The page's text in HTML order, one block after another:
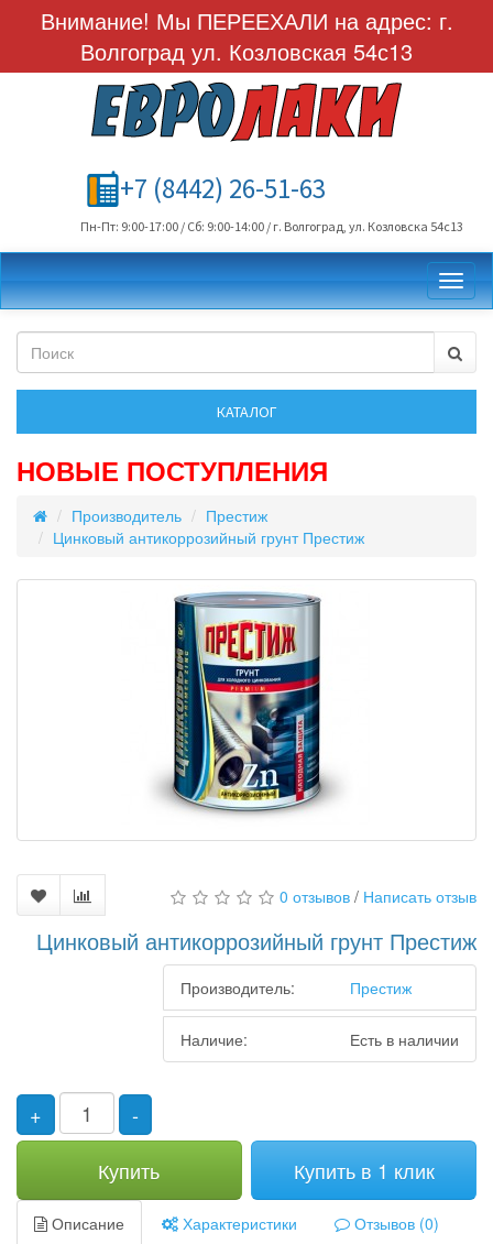
Внимание! Мы ПЕРЕЕХАЛИ на адрес: г.
Волгоград ул. Козловская 54с13
+7 (8442) 26-51-63
Пн-Пт: 9:00-17:00 / Сб: 9:00-14:00 / г. Волгоград, ул. Козловска 54с13
НОВЫЕ ПОСТУПЛЕНИЯ
Производитель
Престиж
Цинковый антикоррозийный грунт Престиж
0 отзывов / Написать отзыв
Цинковый антикоррозийный грунт Престиж
Производитель: Престиж
Наличие: Есть в наличии
+
-
Купить
Купить в 1 клик
Описание Характеристики Отзывов (0)